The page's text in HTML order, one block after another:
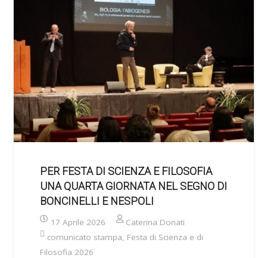
PER FESTA DI SCIENZA E FILOSOFIA
UNA QUARTA GIORNATA NEL SEGNO DI
BONCINELLI E NESPOLI
17 Aprile 2026
Caterina Donati
comunicato stampa Festa di Scienza e di
Filosofia 2026